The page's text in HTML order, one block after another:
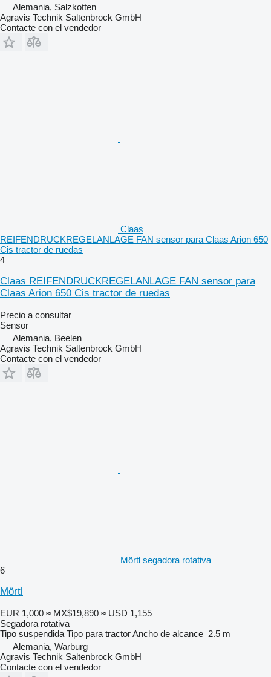
Alemania, Salzkotten
Agravis Technik Saltenbrock GmbH
Contacte con el vendedor
Claas
REIFENDRUCKREGELANLAGE FAN sensor para Claas Arion 650
Cis tractor de ruedas
4
Claas REIFENDRUCKREGELANLAGE FAN sensor para
Claas Arion 650 Cis tractor de ruedas
Precio a consultar
Sensor
Alemania, Beelen
Agravis Technik Saltenbrock GmbH
Contacte con el vendedor
Mörtl segadora rotativa
6
Mörtl
EUR 1,000 ≈ MX$19,890 ≈ USD 1,155
Segadora rotativa
Tipo suspendida Tipo para tractorAncho de alcance 2.5 m
Alemania, Warburg
Agravis Technik Saltenbrock GmbH
Contacte con el vendedor